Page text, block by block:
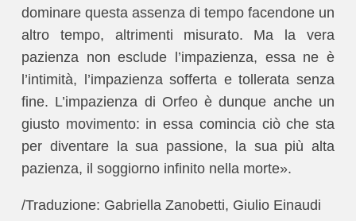
dominare questa assenza di tempo facendone un
altro tempo, altrimenti misurato. Ma la vera
pazienza non esclude l’impazienza, essa ne è
l’intimità, l’impazienza sofferta e tollerata senza
fine. L’impazienza di Orfeo è dunque anche un
giusto movimento: in essa comincia ciò che sta
per diventare la sua passione, la sua più alta
pazienza, il soggiorno infinito nella morte».
/Traduzione: Gabriella Zanobetti, Giulio Einaudi